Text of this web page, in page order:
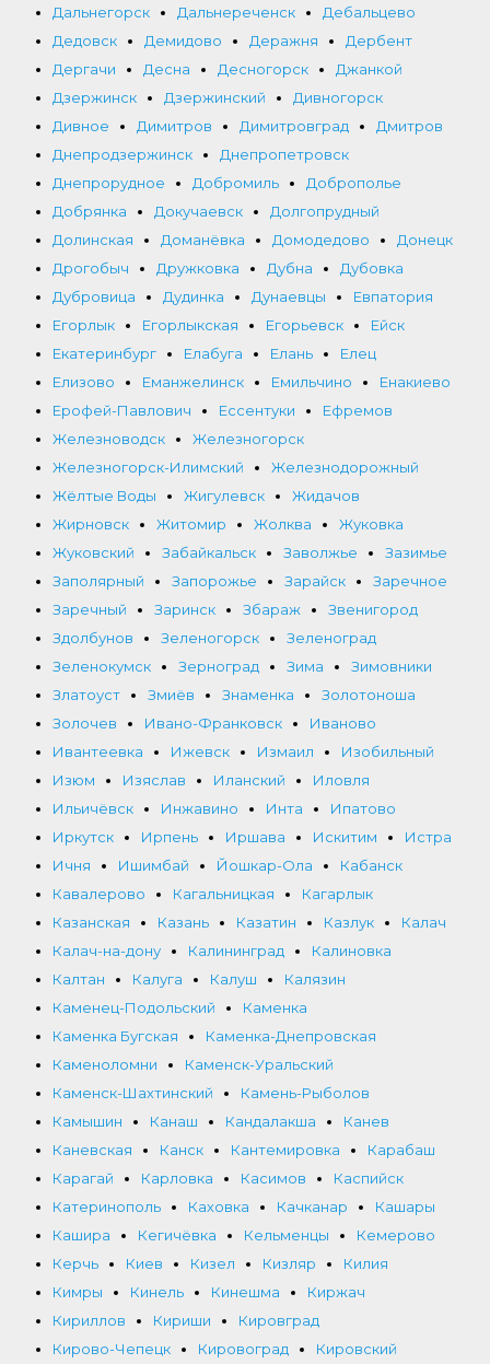
Дальнегорск Дальнереченск
Дебальцево
Дедовск
Демидово Деражня
Дербент
Дергачи
Десна Десногорск
Джанкой
Дзержинск
Дзержинский
Дивногорск
Дивное
Димитров Димитровград
Дмитров
Днепродзержинск
Днепропетровск
Днепрорудное
Добромиль
Доброполье
Добрянка
Докучаевск
Долгопрудный
Долинская
Доманёвка Домодедово
Донецк
Дрогобыч
Дружковка Дубна
Дубовка
Дубровица
Дудинка Дунаевцы
Евпатория
Егорлык
Егорлыкская Егорьевск
Ейск
Екатеринбург
Елабуга Елань
Елец
Елизово
Еманжелинск Емильчино
Енакиево
Ерофей-Павлович
Ессентуки
Ефремов
Железноводск
Железногорск
Железногорск-Илимский
Железнодорожный
Жёлтые Воды
Жигулевск
Жидачов
Жирновск
Житомир Жолква
Жуковка
Жуковский
Забайкальск Заволжье
Зазимье
Заполярный
Запорожье Зарайск
Заречное
Заречный
Заринск Збараж
Звенигород
Здолбунов
Зеленогорск
Зеленоград
Зеленокумск
Зерноград Зима
Зимовники
Златоуст
Змиёв Знаменка
Золотоноша
Золочев
Ивано-Франковск
Иваново
Ивантеевка
Ижевск Измаил
Изобильный
Изюм
Изяслав Иланский
Иловля
Ильичёвск
Инжавино Инта
Ипатово
Иркутск
Ирпень Иршава Искитим
Истра
Ичня
Ишимбай Йошкар-Ола
Кабанск
Кавалерово
Кагальницкая
Кагарлык
Казанская
Казань Казатин Казлук
Калач
Калач-на-дону
Калининград
Калиновка
Калтан
Калуга Калуш
Калязин
Каменец-Подольский
Каменка
Каменка Бугская
Каменка-Днепровская
Каменоломни
Каменск-Уральский
Каменск-Шахтинский
Камень-Рыболов
Камышин
Канаш Кандалакша
Канев
Каневская
Канск Кантемировка
Карабаш
Карагай
Карловка Касимов
Каспийск
Катеринополь
Каховка Качканар
Кашары
Кашира
Кегичёвка Кельменцы
Кемерово
Керчь
Киев Кизел Кизляр
Килия
Кимры
Кинель Кинешма
Киржач
Кириллов
Кириши
Кировград
Кирово-Чепецк
Кировоград
Кировский